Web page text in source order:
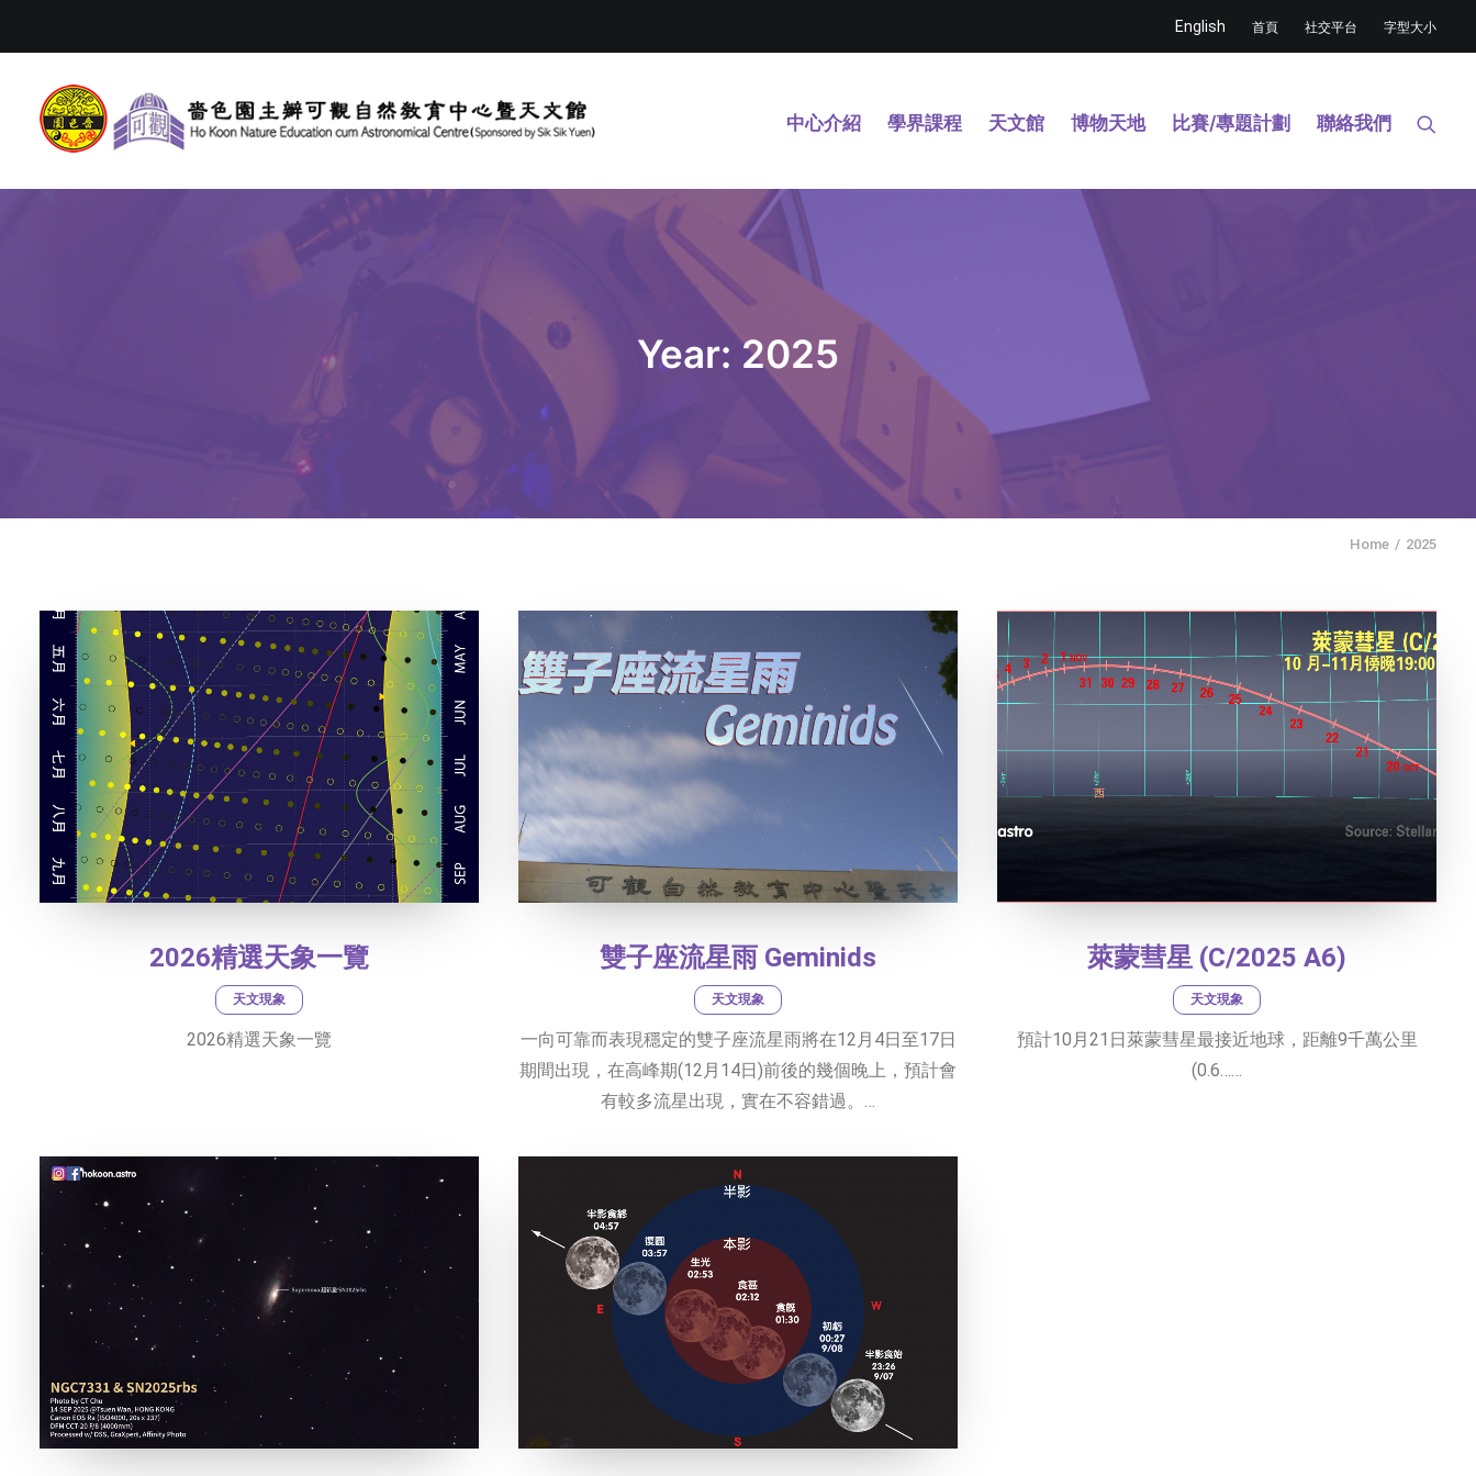
English 首頁 社交平台 字型大小
中心介紹 學界課程 天文館 博物天地 比賽/專題計劃 聯絡我們
Year: 2025
Home 2025
2026精選天象一覽
天文現象
2026精選天象一覽
雙子座流星雨 Geminids
天文現象
一向可靠而表現穩定的雙子座流星雨將在12月4日至17日
期間出現，在高峰期(12月14日)前後的幾個晚上，預計會
有較多流星出現，實在不容錯過。…
萊蒙彗星 (C/2025 A6)
天文現象
預計10月21日萊蒙彗星最接近地球，距離9千萬公里
(0.6……